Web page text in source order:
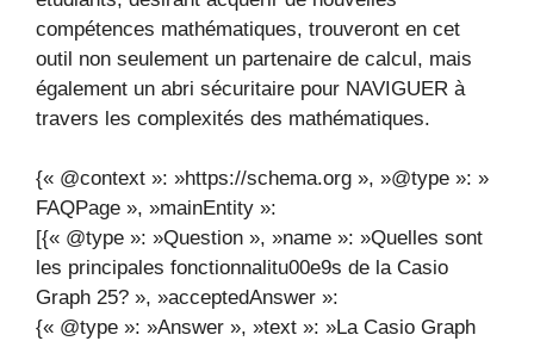
compétences mathématiques, trouveront en cet
outil non seulement un partenaire de calcul, mais
également un abri sécuritaire pour NAVIGUER à
travers les complexités des mathématiques.
{« @context »: »https://schema.org », »@type »: »
FAQPage », »mainEntity »:
[{« @type »: »Question », »name »: »Quelles sont
les principales fonctionnalitu00e9s de la Casio
Graph 25? », »acceptedAnswer »:
{« @type »: »Answer », »text »: »La Casio Graph